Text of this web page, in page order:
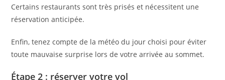
Certains restaurants sont très prisés et nécessitent une
réservation anticipée.
Enfin, tenez compte de la météo du jour choisi pour éviter
toute mauvaise surprise lors de votre arrivée au sommet.
Étape 2 : réserver votre vol